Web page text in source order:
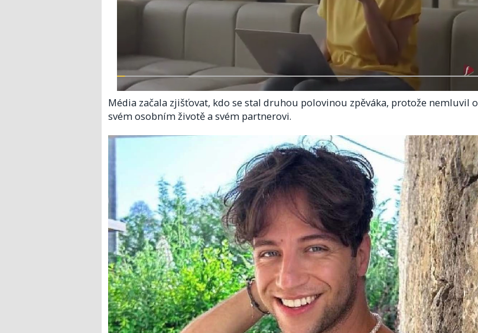
Média začala zjišťovat, kdo se stal druhou polovinou zpěváka, protože nemluvil o
svém osobním životě a svém partnerovi.